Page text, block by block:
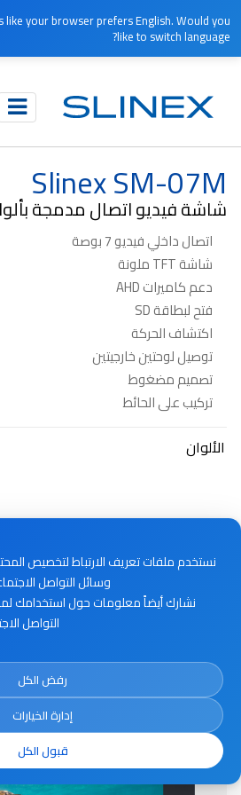
like your browser prefers English. Would you
like to switch language?
الرئيسية المنتجات متوقف الإنتاج
Slinex SM-07M
شاشة فيديو اتصال مدمجة
اتصال داخلي فيديو 7 بوصة
شاشة TFT ملونة
دعم كاميرات AHD
فتح لبطاقة SD
اكتشاف الحركة
توصيل لوحتين خارجيتين
تصميم مضغوط
تركيب على الحائط
الألوان
أين تشتري
نستخدم ملفات تعريف الارتباط لتخصيص
وسائل التواصل
نشارك أيضاً معلومات حول استخدامك
التواصل
رفض الكل
إدارة الخيارات
قبول الكل